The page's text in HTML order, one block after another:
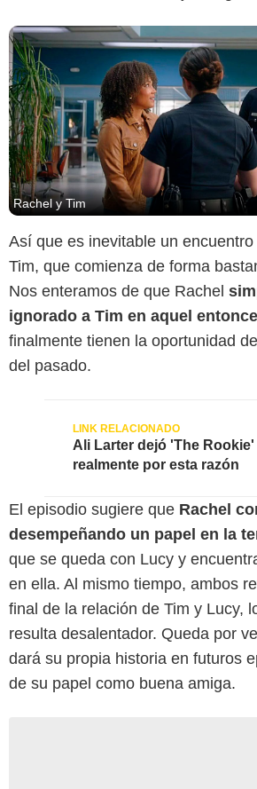
Rachel y Tim
Así que es inevitable un
Tim, que comienza de forma
Nos enteramos de que Rachel
ignorado a Tim en aquel
finalmente tienen la oportunidad
del pasado.
Ali Larter dejó 'The
realmente por esta razón
El episodio sugiere que Rachel
desempeñando un papel en la
que se queda con Lucy y
en ella. Al mismo tiempo, ambos
final de la relación de Tim y Lucy,
resulta desalentador. Queda por
dará su propia historia en futuros
de su papel como buena amiga.